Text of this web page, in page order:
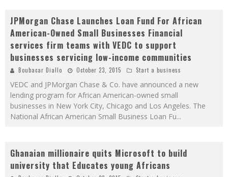
JPMorgan Chase Launches Loan Fund For African
American-Owned Small Businesses Financial
services firm teams with VEDC to support
businesses servicing low-income communities
Boubacar Diallo October 23, 2015 Start a business
VEDC and JPMorgan Chase & Co. have announced a new
lending program for African American-owned small
businesses in New York City, Chicago and Los Angeles. The
National African American Small Business Loan Fu...
Ghanaian millionaire quits Microsoft to build
university that Educates young Africans